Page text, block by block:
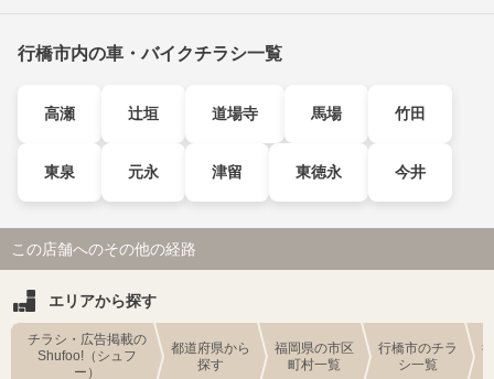
行橋市内の車・バイクチラシ一覧
高瀬 辻垣 道場寺 馬場 竹田
東泉 元永 津留 東徳永 今井
この店舗へのその他の経路
エリアから探す
チラシ・広告掲載の
Shufoo!（シュフ
ー）
都道府県から
探す
福岡県の市区
町村一覧
行橋市のチラ
シ一覧